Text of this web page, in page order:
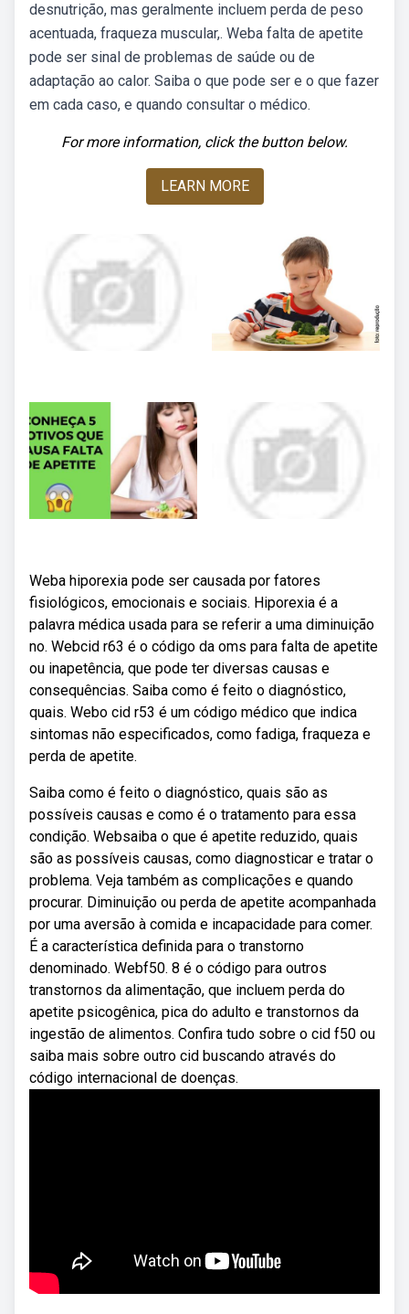
desnutrição, mas geralmente incluem perda de peso
acentuada, fraqueza muscular,. Weba falta de apetite
pode ser sinal de problemas de saúde ou de
adaptação ao calor. Saiba o que pode ser e o que fazer
em cada caso, e quando consultar o médico.
For more information, click the button below.
LEARN MORE
Weba hiporexia pode ser causada por fatores
fisiológicos, emocionais e sociais. Hiporexia é a
palavra médica usada para se referir a uma diminuição
no. Webcid r63 é o código da oms para falta de apetite
ou inapetência, que pode ter diversas causas e
consequências. Saiba como é feito o diagnóstico,
quais. Webo cid r53 é um código médico que indica
sintomas não especificados, como fadiga, fraqueza e
perda de apetite.
Saiba como é feito o diagnóstico, quais são as
possíveis causas e como é o tratamento para essa
condição. Websaiba o que é apetite reduzido, quais
são as possíveis causas, como diagnosticar e tratar o
problema. Veja também as complicações e quando
procurar. Diminuição ou perda de apetite acompanhada
por uma aversão à comida e incapacidade para comer.
É a característica definida para o transtorno
denominado. Webf50. 8 é o código para outros
transtornos da alimentação, que incluem perda do
apetite psicogênica, pica do adulto e transtornos da
ingestão de alimentos. Confira tudo sobre o cid f50 ou
saiba mais sobre outro cid buscando através do
código internacional de doenças.